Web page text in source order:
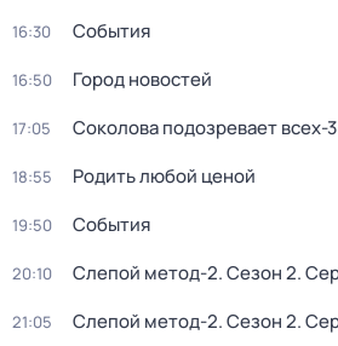
16:30 События
16:50 Город новостей
17:05 Соколова подозревает всех-3
18:55 Родить любой ценой
19:50 События
20:10 Слепой метод-2. Сезон 2.
21:05 Слепой метод-2. Сезон 2.